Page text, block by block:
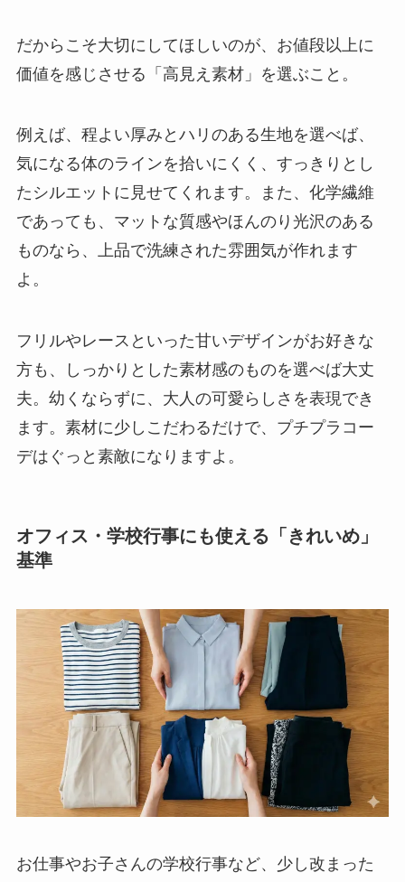
だからこそ大切にしてほしいのが、お値段以上に
価値を感じさせる「高見え素材」を選ぶこと。
例えば、程よい厚みとハリのある生地を選べば、
気になる体のラインを拾いにくく、すっきりとし
たシルエットに見せてくれます。また、化学繊維
であっても、マットな質感やほんのり光沢のある
ものなら、上品で洗練された雰囲気が作れます
よ。
フリルやレースといった甘いデザインがお好きな
方も、しっかりとした素材感のものを選べば大丈
夫。幼くならずに、大人の可愛らしさを表現でき
ます。素材に少しこだわるだけで、プチプラコー
デはぐっと素敵になりますよ。
オフィス・学校行事にも使える「きれいめ」
基準
お仕事やお子さんの学校行事など、少し改まった